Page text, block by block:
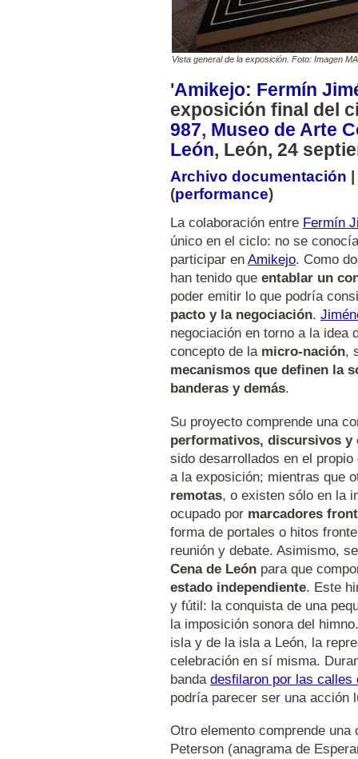
Vista general de la exposición. Foto: Imagen
'Amikejo: Fermín
exposición final del
987, Museo de Arte
León, León, 24
Archivo documentación
(performance)
La colaboración entre Fermín
único en el ciclo: no se
participar en Amikejo. Como
han tenido que entablar un
poder emitir lo que podría
pacto y la negociación.
negociación en torno a la idea
concepto de la micro-nación,
mecanismos que definen la
banderas y demás.
Su proyecto comprende una
performativos, discursivos y
sido desarrollados en el
a la exposición; mientras que
remotas, o existen sólo en la
ocupado por marcadores
forma de portales o hitos
reunión y debate. Asimismo,
Cena de León para que
estado independiente. Este
y fútil: la conquista de una
la imposición sonora del
isla y de la isla a León, la
celebración en sí misma.
banda desfilaron por las calles
podría parecer ser una acción
Otro elemento comprende
Peterson (anagrama de